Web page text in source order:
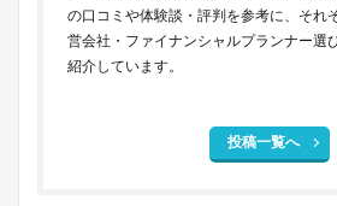
の口コミや体験談・評判を参考に、それ
営会社・ファイナンシャルプランナー選
紹介しています。
投稿一覧へ